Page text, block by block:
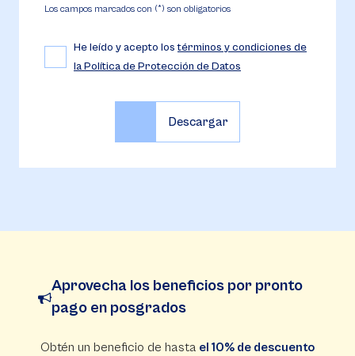
Los campos marcados con (*) son obligatorios
He leído y acepto lostérminos y condiciones de
la Política de Protección de Datos
Aprovecha los beneficios por pronto
pago en posgrados
Obtén un beneficio de hasta el 10% de descuento